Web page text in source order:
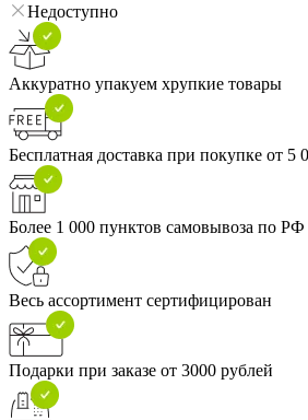
Недоступно
Аккуратно упакуем хрупкие товары
Бесплатная доставка при покупке от 5
Более 1 000 пунктов самовывоза по РФ
Весь ассортимент сертифицирован
Подарки при заказе от 3000 рублей